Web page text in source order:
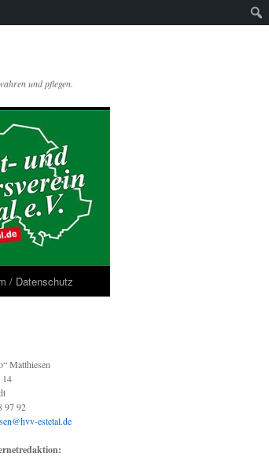
und pflegen.
/ Datenschutz
Matthiesen
14
97 92
estetal.de